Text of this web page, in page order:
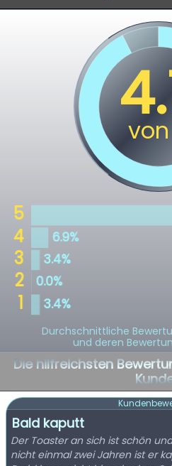
Durchschnittliche
und deren
Die hilfreichsten
Bald kaputt
Der Toaster an sich ist schön
nicht einmal zwei Jahren ist er